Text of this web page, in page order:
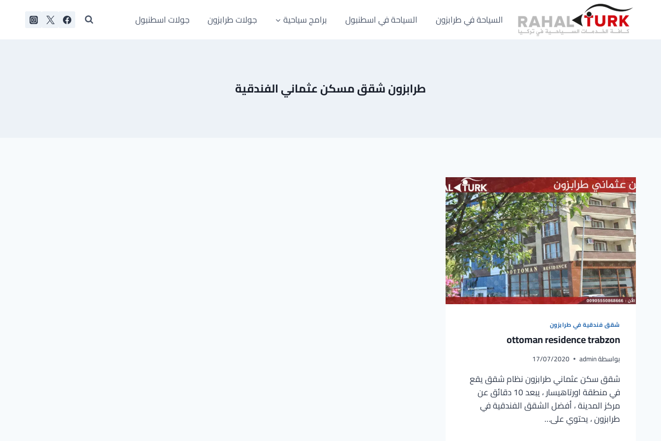
السياحة في طرابزون السياحة في اسطنبول برامج سياحية جولات طرابزون جولات اسطنبول
طرابزون شقق مسكن عثماني الفندقية
شقق فندقية في طرابزون
ottoman residence trabzon
بواسطةadmin
17/07/2020
شقق سكن عثماني طرابزون نظام شقق يقع
في منطقة اورتاهيسار ، يبعد 10 دقائق عن
مركز المدينة ، أفضل الشقق الفندقية في
طرابزون ، يحتوي على…